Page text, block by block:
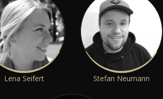
Lena Seifert Stefan Neumann